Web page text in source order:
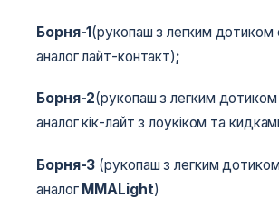
Борня-1 (рукопаш з легким
аналог лайт-контакт);
Борня-2(рукопаш з легким дотиком
аналог кік-лайт з лоукіком та
Борня-3 (рукопаш з легким дотиком
аналог MMALight)